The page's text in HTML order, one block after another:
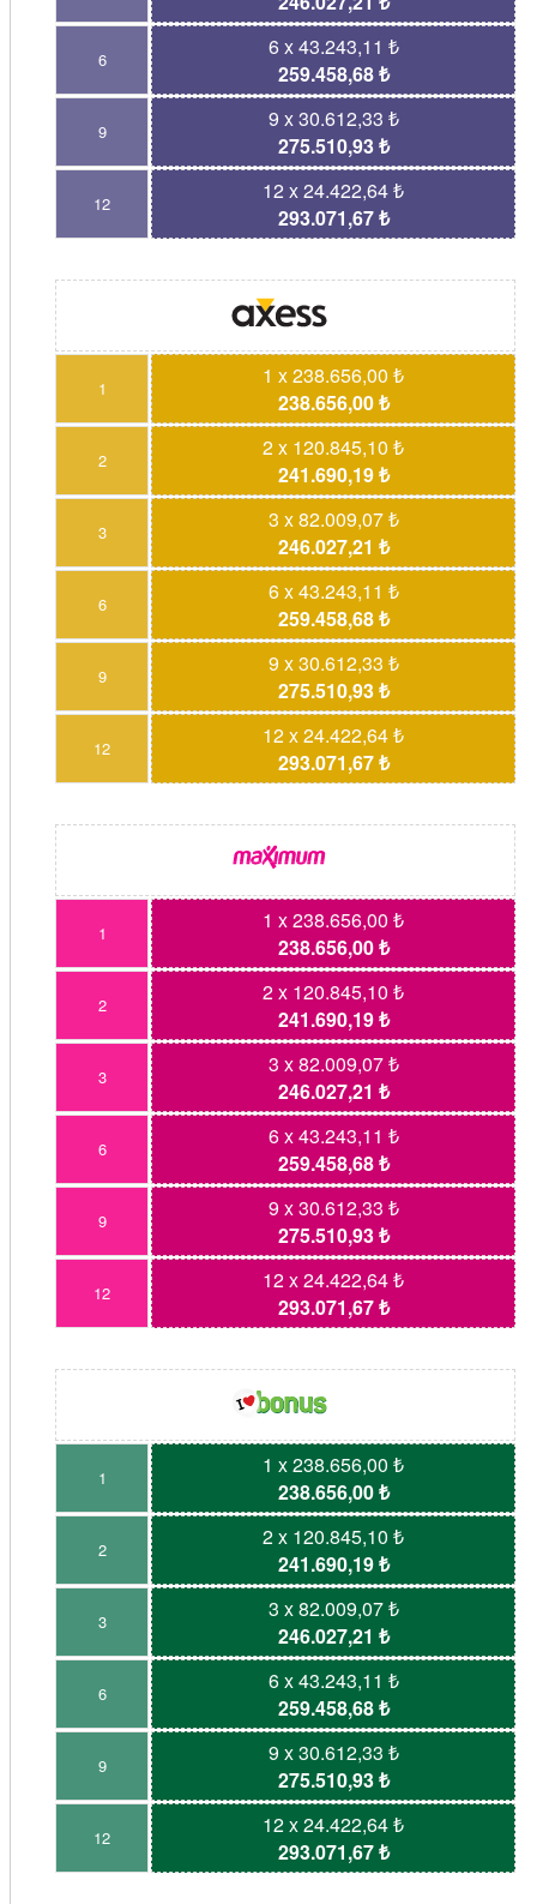
6
6 x 43.243,11 ₺
259.458,68 ₺
9
9 x 30.612,33 ₺
275.510,93 ₺
12
12 x 24.422,64 ₺
293.071,67 ₺
1
1 x 238.656,00 ₺
238.656,00 ₺
2
2 x 120.845,10 ₺
241.690,19 ₺
3
3 x 82.009,07 ₺
246.027,21 ₺
6
6 x 43.243,11 ₺
259.458,68 ₺
9
9 x 30.612,33 ₺
275.510,93 ₺
12
12 x 24.422,64 ₺
293.071,67 ₺
1
1 x 238.656,00 ₺
238.656,00 ₺
2
2 x 120.845,10 ₺
241.690,19 ₺
3
3 x 82.009,07 ₺
246.027,21 ₺
6
6 x 43.243,11 ₺
259.458,68 ₺
9
9 x 30.612,33 ₺
275.510,93 ₺
12
12 x 24.422,64 ₺
293.071,67 ₺
1
1 x 238.656,00 ₺
238.656,00 ₺
2
2 x 120.845,10 ₺
241.690,19 ₺
3
3 x 82.009,07 ₺
246.027,21 ₺
6
6 x 43.243,11 ₺
259.458,68 ₺
9
9 x 30.612,33 ₺
275.510,93 ₺
12
12 x 24.422,64 ₺
293.071,67 ₺